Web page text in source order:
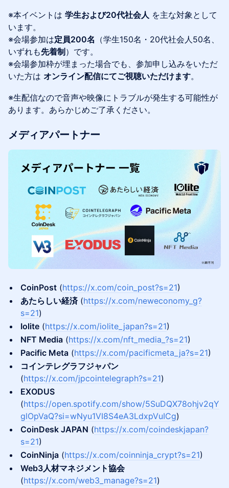
※本イベントは 学生および20代社会人 を主な対象として
います。
※会場参加は定員200名 （学生150名・20代社会人50名、
いずれも先着制）です。
※会場参加枠が埋まった場合でも、参加申し込みをいただ
いた方は オンライン配信にてご視聴いただけます。
※生配信なので音声や映像にトラブルが発生する可能性が
あります。あらかじめご了承ください。
メディアパートナー
CoinPost (https://x.com/coin_post?s=21)
あたらしい経済(https://x.com/neweconomy_g?
s=21)
​Iolite (https://x.com/iolite_japan?s=21)
NFT Media (https://x.com/nft_media_?s=21)
​Pacific Meta (https://x.com/pacificmeta_ja?s=21)
コインテレグラフジャパン
(https://x.com/jpcointelegraph?s=21)
​EXODUS
(https://open.spotify.com/show/5SuDQX78ohjv2qY
glOpVaQ?si=wNyu1VI8S4eA3LdxpVuICg)
CoinDesk JAPAN (https://x.com/coindeskjapan?
s=21)
​CoinNinja (https://x.com/coinninja_crypt?s=21)
Web3人材マネジメント協会
(https://x.com/web3_manage?s=21)